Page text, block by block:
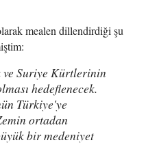
mealen dillendirdiği şu
Suriye Kürtlerinin
hedeflenecek.
Türkiye'ye
ortadan
bir medeniyet